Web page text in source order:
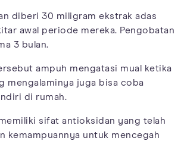
diberi 30 miligram ekstrak adas
awal periode mereka. Pengobatan
3 bulan.
ampuh mengatasi mual ketika
mengalaminya juga bisa coba
di rumah.
sifat antioksidan yang telah
kemampuannya untuk mencegah